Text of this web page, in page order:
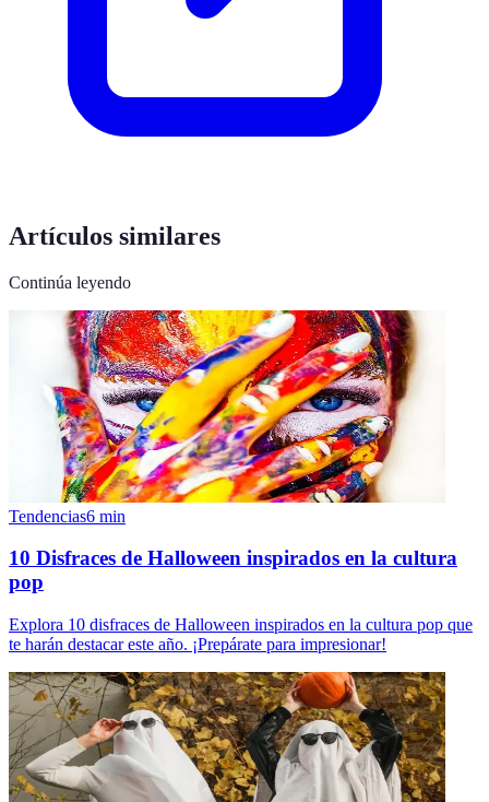
Artículos similares
Continúa leyendo
Tendencias6 min
10 Disfraces de Halloween inspirados en la cultura
pop
Explora 10 disfraces de Halloween inspirados en la cultura pop que
te harán destacar este año. ¡Prepárate para impresionar!